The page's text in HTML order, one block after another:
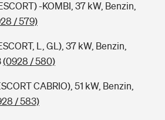
-KOMBI, 37 kW, Benzin,
/ 579)
L, GL), 37 kW, Benzin,
(0928 / 580)
CABRIO), 51 kW, Benzin,
/ 583)